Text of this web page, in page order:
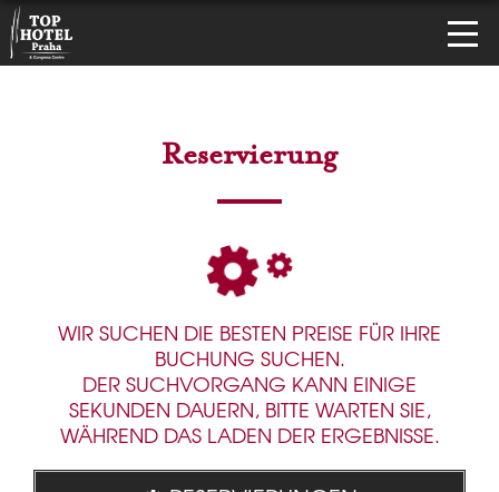
Reservierung
WIR SUCHEN DIE BESTEN PREISE FÜR IHRE
BUCHUNG SUCHEN.
DER SUCHVORGANG KANN EINIGE
SEKUNDEN DAUERN, BITTE WARTEN SIE,
WÄHREND DAS LADEN DER ERGEBNISSE.